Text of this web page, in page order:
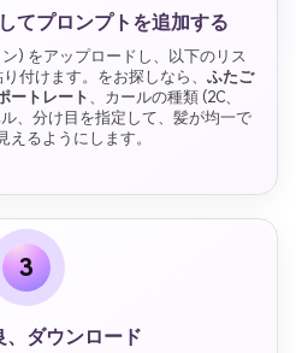
てプロンプトを追加する
) をアップロードし、以下のリス
付けます。をお探しなら、 ふたご
ートレート
、カールの種類 (2C、
、分け目を指定して、髪が均一で
えるようにします。
3
、ダウンロード